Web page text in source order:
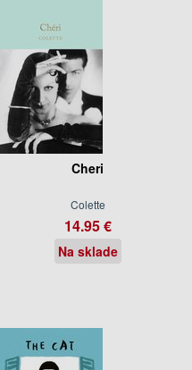
Cheri
Colette
14.95 €
Na sklade